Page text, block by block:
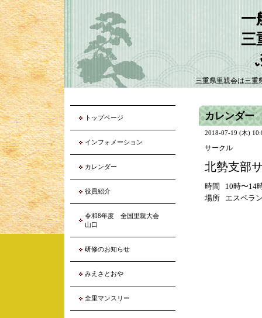
一
三
三重県里親会は三重
カレンダー
2018-07-19 (木)
サークル
北勢支部
時間 10時〜14
場所 エスペラ
トップページ
インフォメーション
カレンダー
役員紹介
令和8年度 全国里親大会
山口
研修のお知らせ
みえさとおや
全里マンスリー